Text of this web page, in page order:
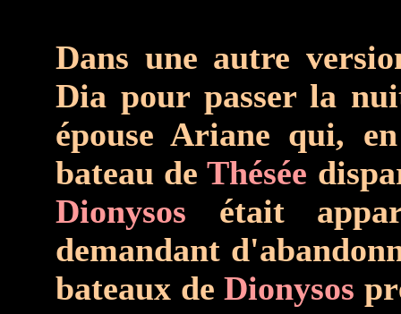
Dans une autre
Dia pour passer la
épouse Ariane qui,
bateau deThésée
Dionysos était
demandant
bateaux deDionysos